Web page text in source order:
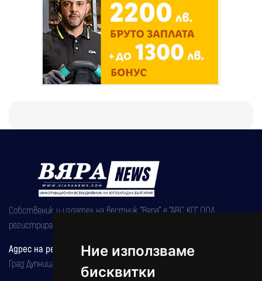
Ние използваме
бисквитки
Собственик и издател на вестник "Вяра" е "АВС КО" ООД,
регистрирана на 08.05.2002 година.
Адрес на редакцията
Град Дупница, ул.''Христо Ботев" 43